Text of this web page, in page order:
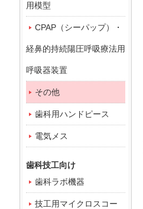
用模型
CPAP（シーパップ）・
経鼻的持続陽圧呼吸療法用
呼吸器装置
その他
歯科用ハンドピース
電気メス
歯科技工向け
歯科ラボ機器
技工用マイクロスコー